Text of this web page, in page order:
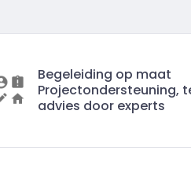
Begeleiding op maat
Projectondersteuning,
advies door experts